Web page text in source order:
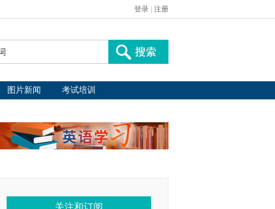
登录 注册
图片新闻 考试培训
关注和订阅